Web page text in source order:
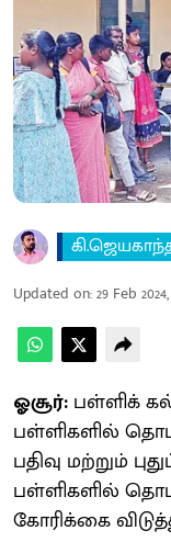
Updated on:29 Feb
ஓசூர்: பள்ளிக்
பள்ளிகளில்
பதிவு மற்றும்
பள்ளிகளில்
கோரிக்கை